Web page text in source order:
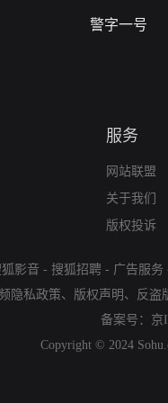
警字一号
服务
网站联盟
关于我们
版权投诉
影音 - 搜狐招聘 - 广告服务
隐私政策、 版权声明 、 反盗
备案号： 京
Copyright © 2024